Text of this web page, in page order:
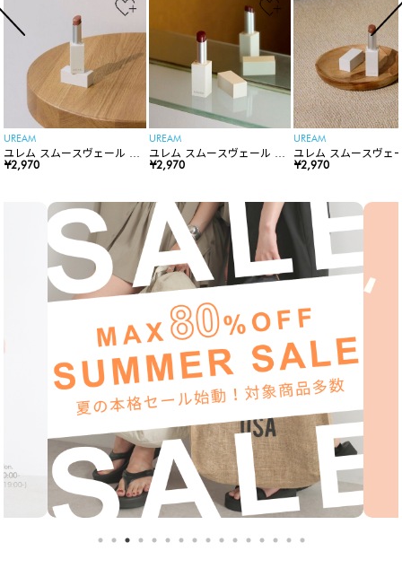
UREAM
ユレム スムースヴェール リ
ップスティック
¥2,970
UREAM
ユレム スムースヴェール リ
ップスティック
¥2,970
UREAM
ユレム スムースヴェ
ップスティック
¥2,970